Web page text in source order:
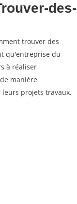
des-
trouver des
qu'entreprise du
à réaliser
manière
projets travaux.